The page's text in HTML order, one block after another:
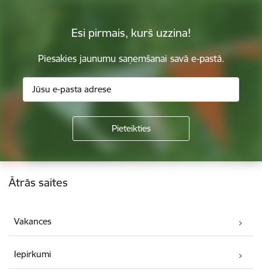
Esi pirmais, kurš uzzina!
Piesakies jaunumu saņemšanai savā e-pastā.
Kājene
Ātrās saites
Vakances
Iepirkumi